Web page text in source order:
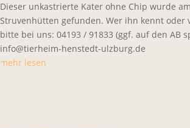
Dieser unkastrierte Kater ohne Chip wurde
Struvenhütten gefunden. Wer ihn kennt oder
bitte bei uns: 04193 / 91833 (ggf. auf den AB
info@tierheim-henstedt-ulzburg.de
mehr lesen